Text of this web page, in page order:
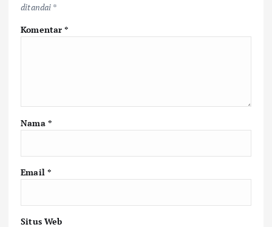
ditandai *
Komentar*
Nama *
Email *
Situs Web